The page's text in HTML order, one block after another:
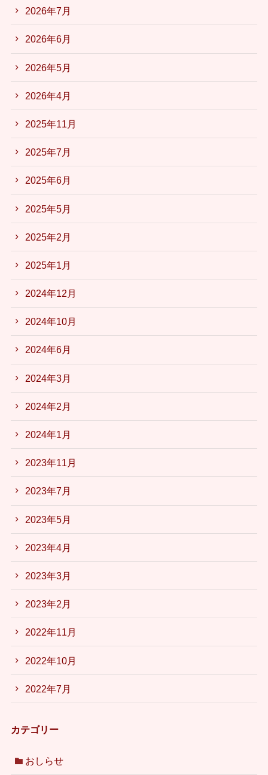
2026年7月
2026年6月
2026年5月
2026年4月
2025年11月
2025年7月
2025年6月
2025年5月
2025年2月
2025年1月
2024年12月
2024年10月
2024年6月
2024年3月
2024年2月
2024年1月
2023年11月
2023年7月
2023年5月
2023年4月
2023年3月
2023年2月
2022年11月
2022年10月
2022年7月
カテゴリー
おしらせ